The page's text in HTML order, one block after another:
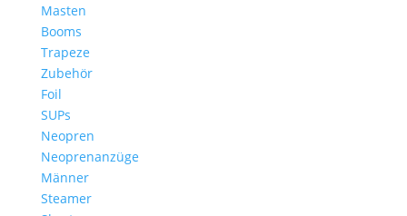
Masten
Booms
Trapeze
Zubehör
Foil
SUPs
Neopren
Neoprenanzüge
Männer
Steamer